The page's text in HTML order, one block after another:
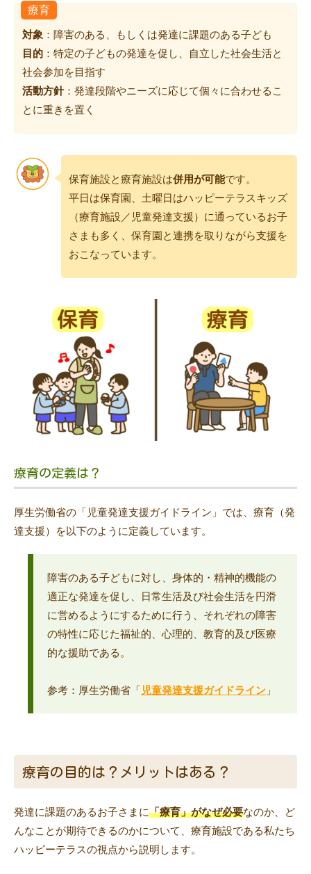
療育
対象 ：障害のある、もしくは発達に課題のある子ども
目的 ：特定の子どもの発達を促し、自立した社会生活と
社会参加を目指す
活動方針：発達段階やニーズに応じて個々に合わせるこ
とに重きを置く
保育施設と療育施設は併用が可能です。
平日は保育園、土曜日はハッピーテラスキッズ
（療育施設／児童発達支援）に通っているお子
さまも多く、保育園と連携を取りながら支援を
おこなっています。
療育の定義は？
厚生労働省の「児童発達支援ガイドライン」では、療育（発
達支援）を以下のように定義しています。
障害のある子どもに対し、身体的・精神的機能の
適正な発達を促し、日常生活及び社会生活を円滑
に営めるようにするために行う、それぞれの障害
の特性に応じた福祉的、心理的、教育的及び医療
的な援助である。
参考：厚生労働省「 児童発達支援ガイドライン 」
療育の目的は？メリットはある？
発達に課題のあるお子さまに「療育」がなぜ必要なのか、ど
んなことが期待できるのかについて、療育施設である私たち
ハッピーテラスの視点から説明します。